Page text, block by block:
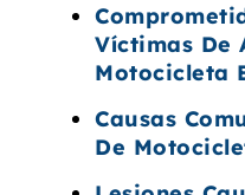
Víctimas De
Motocicleta
Causas
De